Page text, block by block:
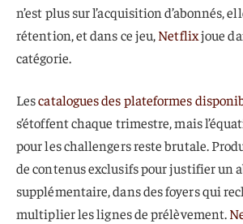
n’est plus sur l’acquisition d’abonnés,
rétention, et dans ce jeu,Netflixjoue
catégorie.
Lescatalogues des plateformes
s’étoffent chaque trimestre, mais
pour les challengers reste brutale.
de contenus exclusifs pour justifier un
supplémentaire, dans des foyers qui
multiplier les lignes de prélèvement.